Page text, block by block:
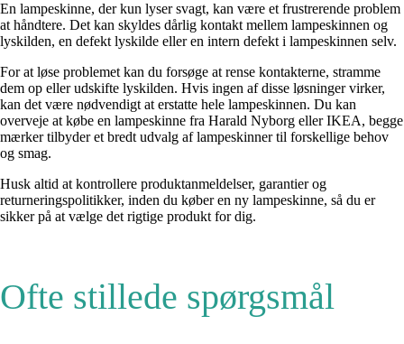
En lampeskinne, der kun lyser svagt, kan være et frustrerende problem
at håndtere. Det kan skyldes dårlig kontakt mellem lampeskinnen og
lyskilden, en defekt lyskilde eller en intern defekt i lampeskinnen selv.
For at løse problemet kan du forsøge at rense kontakterne, stramme
dem op eller udskifte lyskilden. Hvis ingen af disse løsninger virker,
kan det være nødvendigt at erstatte hele lampeskinnen. Du kan
overveje at købe en lampeskinne fra Harald Nyborg eller IKEA, begge
mærker tilbyder et bredt udvalg af lampeskinner til forskellige behov
og smag.
Husk altid at kontrollere produktanmeldelser, garantier og
returneringspolitikker, inden du køber en ny lampeskinne, så du er
sikker på at vælge det rigtige produkt for dig.
Ofte stillede spørgsmål